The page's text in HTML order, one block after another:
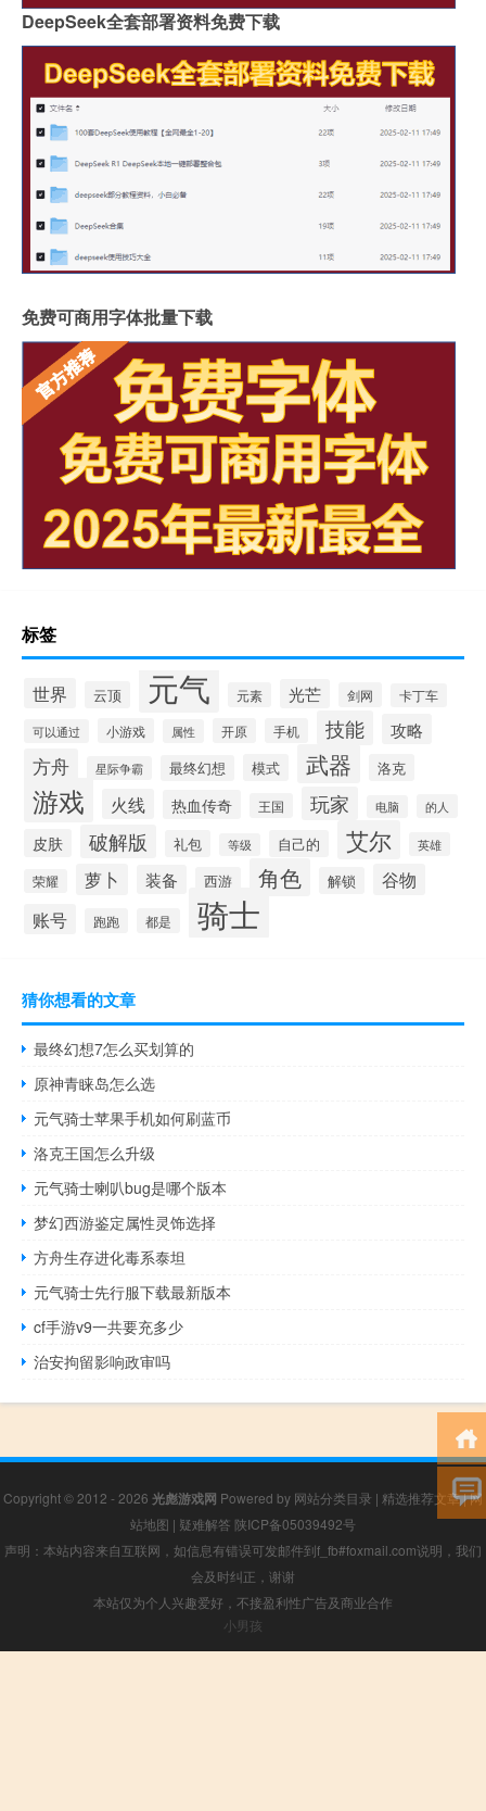
DeepSeek全套部署资料免费下载
免费可商用字体批量下载
标签
世界 云顶 元气 元素 光芒 剑网 卡丁车
可以通过 小游戏 属性 开原 手机 技能 攻略
方舟 星际争霸 最终幻想 模式 武器 洛克
游戏 火线 热血传奇 王国 玩家 电脑 的人
皮肤 破解版 礼包 等级 自己的 艾尔 英雄
荣耀 萝卜 装备 西游 角色 解锁 谷物
账号 跑跑 都是 骑士
猜你想看的文章
最终幻想7怎么买划算的
原神青睐岛怎么选
元气骑士苹果手机如何刷蓝币
洛克王国怎么升级
元气骑士喇叭bug是哪个版本
梦幻西游鉴定属性灵饰选择
方舟生存进化毒系泰坦
元气骑士先行服下载最新版本
cf手游v9一共要充多少
治安拘留影响政审吗
Copyright © 2012 - 2026 光彪游戏网 Powered by 网站分类目录 | 精选推荐文章|网
站地图 | 疑难解答 陕ICP备05039492号
声明：本站内容来自互联网，如信息有错误可发邮件到f_fb#foxmail.com说明，我们
会及时纠正，谢谢
本站仅为个人兴趣爱好，不接盈利性广告及商业合作
小男孩